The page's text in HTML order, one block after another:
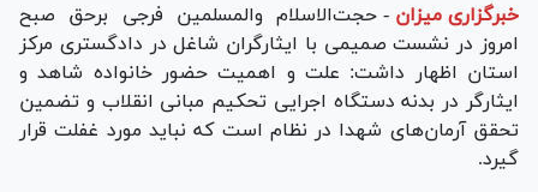
خبرگزاری میزان - حجت‌الاسلام والمسلمین فرجی برحق صبح
امروز در نشست صمیمی با ایثارگران شاغل در دادگستری مرکز
استان اظهار داشت: علت و اهمیت حضور خانواده شاهد و
ایثارگر در بدنه دستگاه اجرایی تحکیم مبانی انقلاب و تضمین
تحقق آرمان‌های شهدا در نظام است که نباید مورد غفلت قرار
گیرد.